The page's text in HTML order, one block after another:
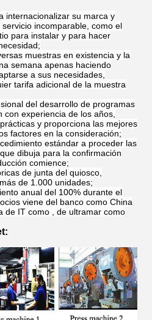
internacionalizar su marca y
incomparable, como el
para instalar y para hacer
muestras en existencia y la
semana apenas haciendo
a sus necesidades,
tarifa adicional de la muestra
del desarrollo de programas
experiencia de los años,
y proporciona las mejores
factores en la consideración;
estándar a proceder las
dibuja para la confirmación
comience;
de junta del quiosco,
de 1.000 unidades;
anual del 100% durante el
viene del banco como China
de IT como , de ultramar como
: